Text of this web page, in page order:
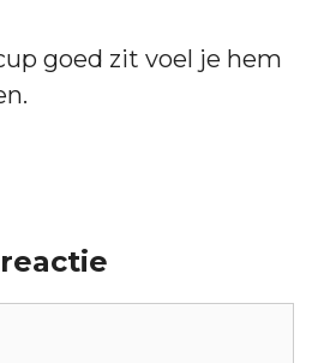
goed zit voel je hem